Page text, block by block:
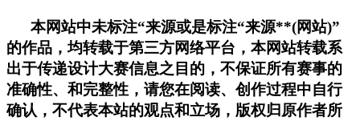
本网站中未标注“来源或是标注“来源**(网站)”
的作品，均转载于第三方网络平台，本网站转载系
出于传递设计大赛信息之目的，不保证所有赛事的
准确性、和完整性，请您在阅读、创作过程中自行
确认，不代表本站的观点和立场，版权归原作者所